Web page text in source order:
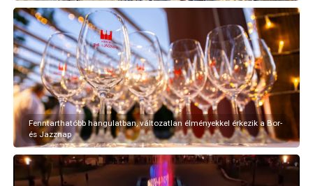
Fenntarthatóbb hangulatban, változatlan élményekkel érkezik a Bor-
és Jazznap